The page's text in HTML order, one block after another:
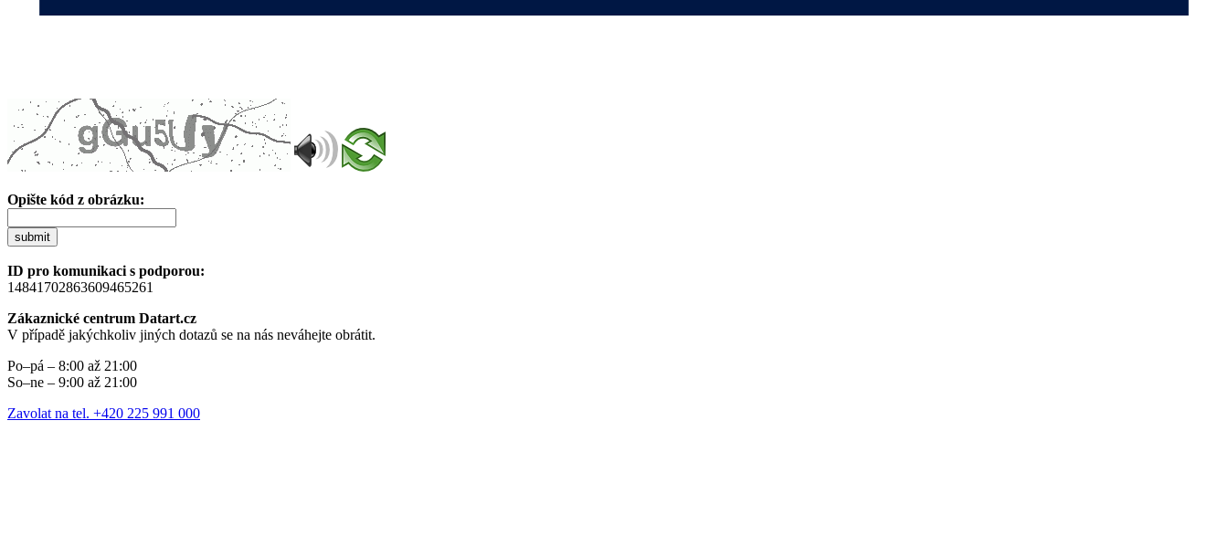
Opište kód z obrázku:
submit
ID pro komunikaci s podporou:
14841702863609465261
Zákaznické centrum Datart.cz
V případě jakýchkoliv jiných dotazů se na nás neváhejte obrátit.
Po–pá – 8:00 až 21:00
So–ne – 9:00 až 21:00
Zavolat na tel. +420 225 991 000